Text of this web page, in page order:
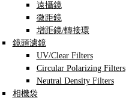
遠攝鏡
微距鏡
增距鏡/轉接環
鏡頭濾鏡
UV/Clear Filters
Circular Polarizing Filters
Neutral Density Filters
相機袋